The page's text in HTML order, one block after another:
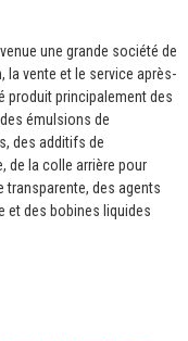
une grande société de
la vente et le service après-
produit principalement des
émulsions de
des additifs de
de la colle arrière pour
transparente, des agents
et des bobines liquides